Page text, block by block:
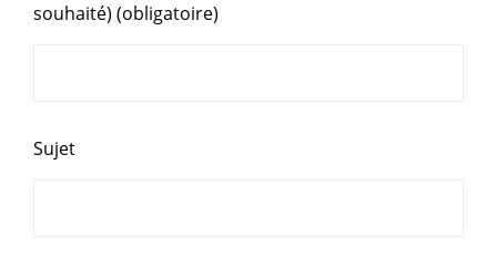
souhaité) (obligatoire)
Sujet